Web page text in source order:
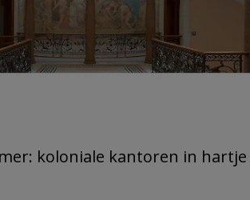
koloniale kantoren in hartje